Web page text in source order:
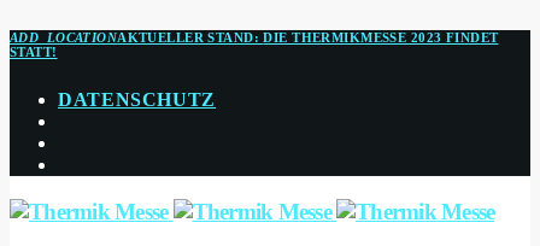
ADD_LOCATIONAKTUELLER STAND:DIE THERMIKMESSE 2023 FINDET
STATT!
DATENSCHUTZ